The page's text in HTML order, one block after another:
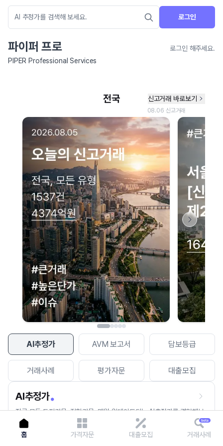
로그인
파이퍼 프로
로그인 해주세요.
PIPER Professional Services
AI추정가 AVM 보고서 담보등급
거래사례 평가자문 대출모집
AI추정가
전국 모든 토지건물, 집합건물, 매월 업데이트되는 AI추정가를 경험해보
세요.
네이버 지도 연결 안내
현재 네이버 지도 연결이 원활하지 않아 지도를 불러올 수 없습니다.
이용에 불편을 드려 죄송합니다.
다시 시도
홈 가격자문 대출모집 거래사례